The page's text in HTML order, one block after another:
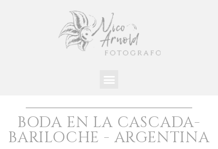
BODA EN LA CASCADA-
BARILOCHE - ARGENTINA